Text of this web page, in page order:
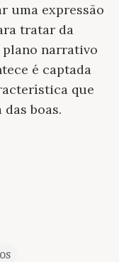
uma expressão
tratar da
plano narrativo
é captada
que
boas.